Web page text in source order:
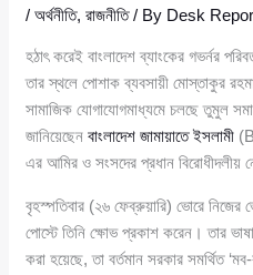
/অর্থনীতি,রাজনীতি/ By Desk
হঠাৎ করেই বাংলাদেশ ব্যাংকের গভর্নর
তার স্থলে পোশাক ব্যবসায়ী মোস্তাকুর
সামাজিক যোগাযোগমাধ্যমে চলছে তুমুল
জানিয়েছেনবাংলাদেশ জামায়াতে ইসলামী
এর আমির ও সংসদের প্রধান বিরোধীদলীয়
বৃহস্পতিবার (২৬ ফেব্রুয়ারি) ভোরে
পোস্টে তিনি ক্ষোভ প্রকাশ করেন। তার
করা হয়েছে, তা বর্তমান সরকার সমর্থিত